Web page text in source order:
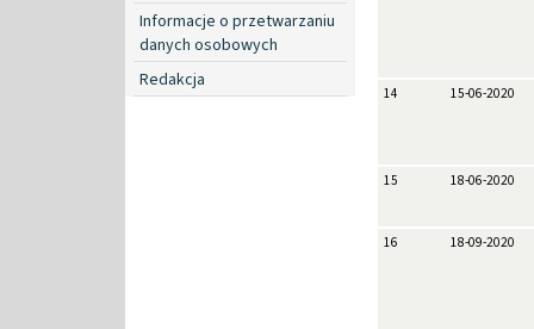
Informacje o przetwarzaniu
danych osobowych
Redakcja
14 15-06-2020
15 18-06-2020
16 18-09-2020